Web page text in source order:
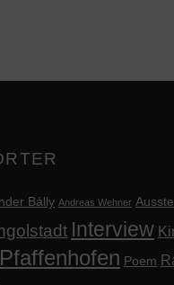
Bálly Andreas Wehner
Interview
Pfaffenhofen Poem